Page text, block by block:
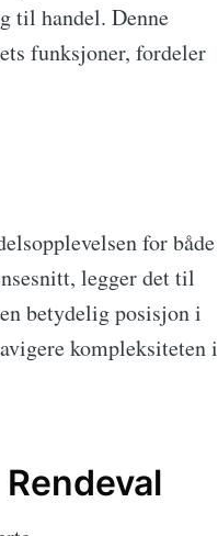
til handel. Denne
funksjoner, fordeler
for både
legger det til
betydelig posisjon i
kompleksiteten i